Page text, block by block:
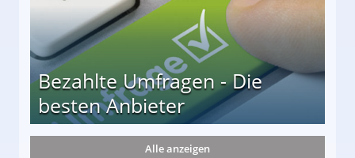
Bezahlte Umfragen - Die
besten Anbieter
Alle anzeigen